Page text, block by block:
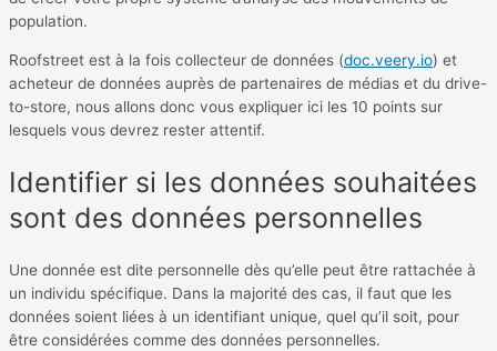
population.
Roofstreet est à la fois collecteur de données (doc.veery.io) et
acheteur de données auprès de partenaires de médias et du drive-
to-store, nous allons donc vous expliquer ici les 10 points sur
lesquels vous devrez rester attentif.
Identifier si les données souhaitées
sont des données personnelles
Une donnée est dite personnelle dès qu’elle peut être rattachée à
un individu spécifique. Dans la majorité des cas, il faut que les
données soient liées à un identifiant unique, quel qu’il soit, pour
être considérées comme des données personnelles.